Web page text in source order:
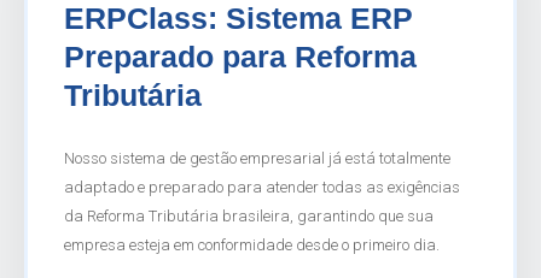
ERPClass: Sistema ERP
Preparado para Reforma
Tributária
Nosso sistema de gestão empresarial já está totalmente
adaptado e preparado para atender todas as exigências
da Reforma Tributária brasileira, garantindo que sua
empresa esteja em conformidade desde o primeiro dia.